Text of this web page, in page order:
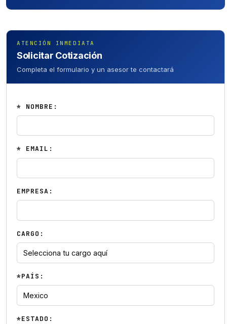
ATENCIÓN INMEDIATA
Solicitar Cotización
Completa el formulario y un asesor te contactará
* NOMBRE:
* EMAIL:
EMPRESA:
CARGO:
*PAÍS:
*ESTADO: